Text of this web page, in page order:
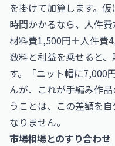
を掛けて加算します。
時間かかるなら、人件費
材料費1,500円＋人件費
数料と利益を乗せると
す。「ニット帽に7,000
んが、これが手編み作
うことは、この差額を
なりません。
市場相場とのすり合わせ